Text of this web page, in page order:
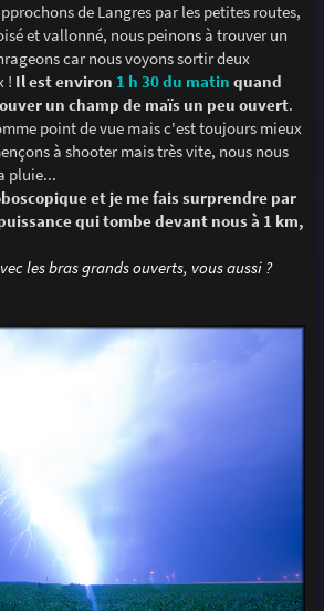
de Langres par les petites routes,
et vallonné, nous peinons à trouver un
car nous voyons sortir deux
! Il est environ 1 h 30 du matin quand
un champ de maïs un peu ouvert.
point de vue mais c'est toujours mieux
à shooter mais très vite, nous nous
pluie...
et je me fais surprendre par
qui tombe devant nous à 1 km,
les bras grands ouverts, vous aussi ?